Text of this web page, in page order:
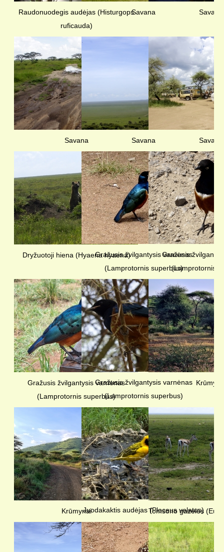
Raudonuodegis audėjas (Histurgops
ruficauda)
Savana Savana
Savana Savana Savana
Dryžuotoji hiena (Hyaena hyaena)Gražusis žvilgantysis varnėnas
(Lamprotornis superbus)
Gražusis
(Lamprotornis
Gražusis žvilgantysis varnėnas
(Lamprotornis superbus)
Gražusis žvilgantysis varnėnas
(Lamprotornis superbus)
KrūmynaiJuodakaktis audėjas (Ploceus velatus)
Tomsono gazelės